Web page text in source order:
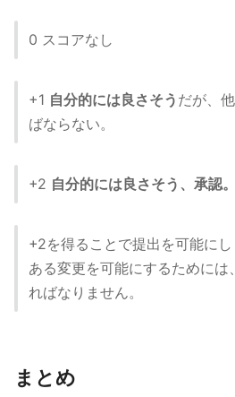
0 スコアなし
+1 自分的には良さそう だが、
ばならない。
+2 自分的には良さそう、承認。
+2を得ることで提出を可能にし
ある変更を可能にするために
ればなりません。
まとめ